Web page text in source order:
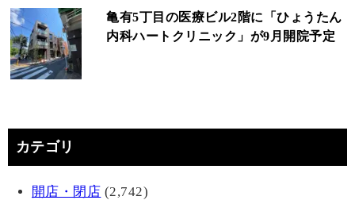
亀有5丁目の医療ビル2階に「ひょうたん
内科ハートクリニック」が9月開院予定
カテゴリ
開店・閉店 (2,742)